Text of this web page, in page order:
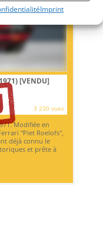
Imprint
[VENDU]
3 230 vues
Modifiée en
"Piet Roelofs",
déjà connu le
et prête à